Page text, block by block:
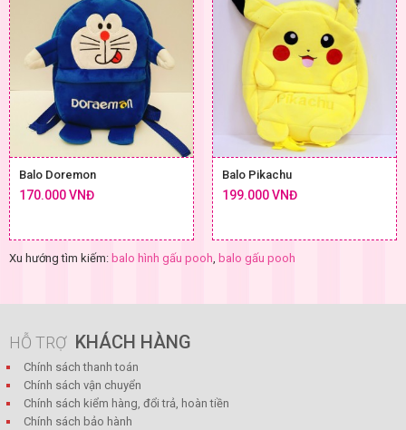
Balo Doremon
170.000 VNĐ
Balo Pikachu
199.000 VNĐ
Xu hướng tìm kiếm: balo hình gấu pooh balo gấu pooh
HỖ TRỢ KHÁCH HÀNG
Chính sách thanh toán
Chính sách vận chuyển
Chính sách kiểm hàng, đổi trả, hoàn tiền
Chính sách bảo hành